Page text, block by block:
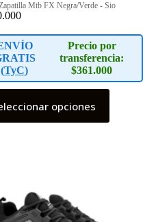
Mtb FX Negra/Verde - Sio
(TyC)
Precio por
transferencia:
$361.000
opciones